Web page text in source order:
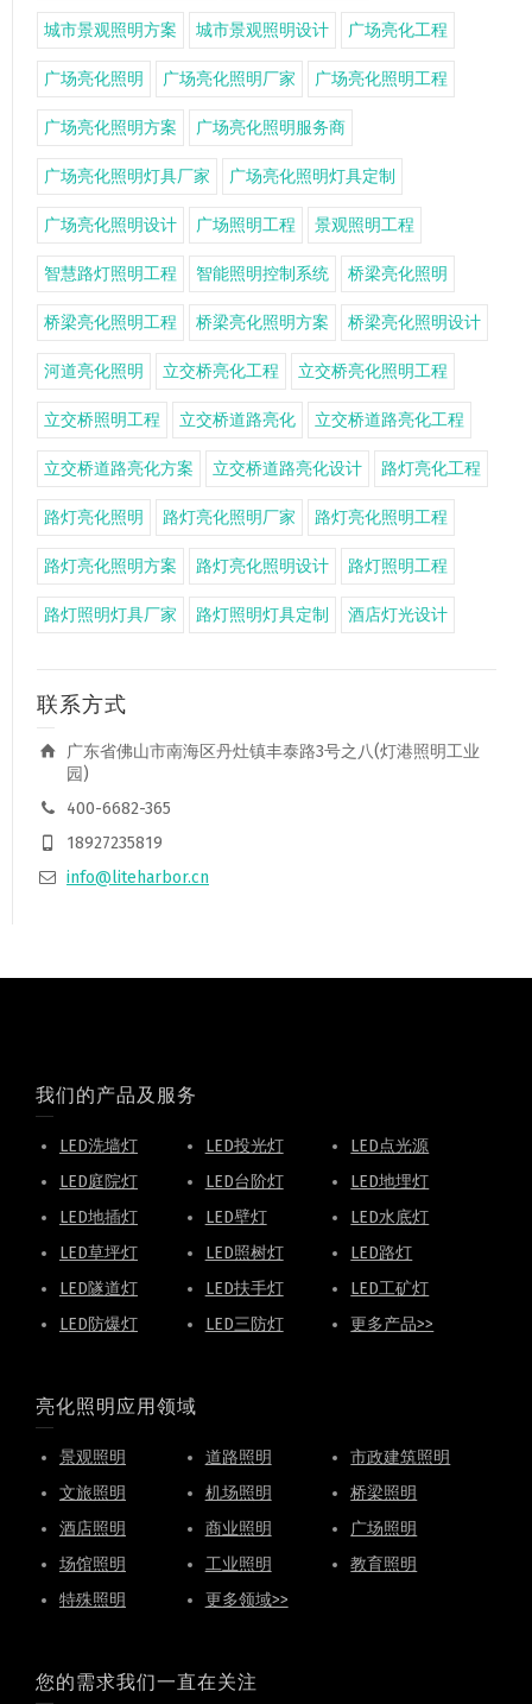
城市景观照明方案 城市景观照明设计 广场亮化工程
广场亮化照明 广场亮化照明厂家 广场亮化照明工程
广场亮化照明方案 广场亮化照明服务商
广场亮化照明灯具厂家 广场亮化照明灯具定制
广场亮化照明设计 广场照明工程 景观照明工程
智慧路灯照明工程 智能照明控制系统 桥梁亮化照明
桥梁亮化照明工程 桥梁亮化照明方案 桥梁亮化照明设计
河道亮化照明 立交桥亮化工程 立交桥亮化照明工程
立交桥照明工程 立交桥道路亮化 立交桥道路亮化工程
立交桥道路亮化方案 立交桥道路亮化设计 路灯亮化工程
路灯亮化照明 路灯亮化照明厂家 路灯亮化照明工程
路灯亮化照明方案 路灯亮化照明设计 路灯照明工程
路灯照明灯具厂家 路灯照明灯具定制 酒店灯光设计
联系方式
广东省佛山市南海区丹灶镇丰泰路3号之八(灯港照明工业
园)
400-6682-365
18927235819
info@liteharbor.cn
我们的产品及服务
LED洗墙灯 LED投光灯
LED点光源
LED庭院灯
LED台阶灯
LED地埋灯
LED地插灯
LED壁灯
LED水底灯
LED草坪灯
LED照树灯
LED路灯
LED隧道灯
LED扶手灯
LED工矿灯
LED防爆灯
LED三防灯 更多产品>>
亮化照明应用领域
景观照明 道路照明
市政建筑照明
文旅照明
机场照明
桥梁照明
酒店照明
商业照明
广场照明
场馆照明
工业照明
教育照明
特殊照明
更多领域>>
您的需求我们一直在关注